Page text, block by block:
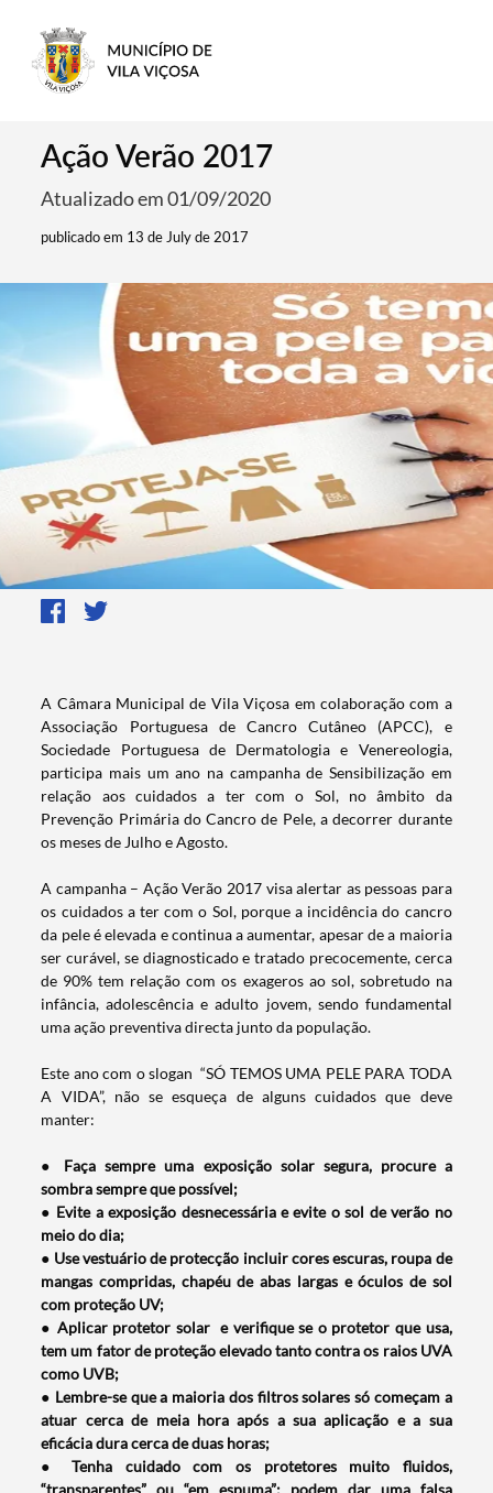
Termo de Pesquisa
Ação Verão 2017
Atualizado em 01/09/2020
publicado em 13 de July de 2017
A Câmara Municipal de Vila Viçosa em colaboração com a
Associação Portuguesa de Cancro Cutâneo (APCC), e
Sociedade Portuguesa de Dermatologia e Venereologia,
participa mais um ano na campanha de Sensibilização em
relação aos cuidados a ter com o Sol, no âmbito da
Prevenção Primária do Cancro de Pele, a decorrer durante
os meses de Julho e Agosto.
A campanha – Ação Verão 2017 visa alertar as pessoas para
os cuidados a ter com o Sol, porque a incidência do cancro
da pele é elevada e continua a aumentar, apesar de a maioria
ser curável, se diagnosticado e tratado precocemente, cerca
de 90% tem relação com os exageros ao sol, sobretudo na
infância, adolescência e adulto jovem, sendo fundamental
uma a​ção preventiva directa junto da população.
Este ano com o slogan “SÓ TEMOS UMA PELE PARA TODA
A VIDA”, não se esqueça de alguns cuidados que deve
manter:
● Faça sempre uma exposição solar segura, procure a
sombra sempre que possível;
● Evite a exposição desnecessária e evite o sol de verão no
meio do dia;
● Use vestuário de protecção incluir cores escuras, roupa de
mangas compridas, chapéu de abas largas e óculos de sol
com proteção UV;
● Aplicar protetor solar e verifique se o protetor que usa,
tem um fator deproteção elevado tanto contra os raios UVA
como UVB;
● Lembre-se que a maioria dos filtros solares só começam a
atuar cerca de meia hora após a sua aplicação e a sua
eficácia dura cerca de duas horas;
● Tenha cuidado com os protetores muito fluidos,
“transparentes” ou “em espuma”; podem dar uma falsa